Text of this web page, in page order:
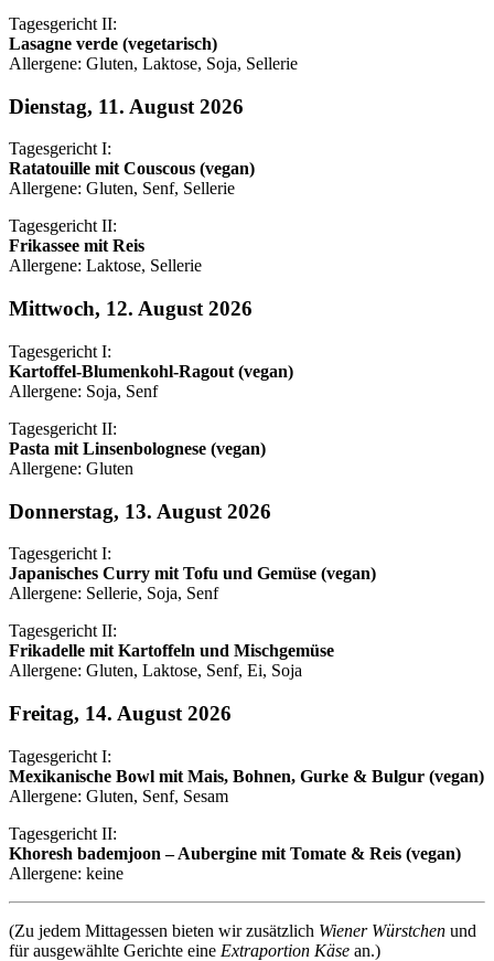
Tagesgericht II:
Lasagne verde (vegetarisch)
Allergene: Gluten, Laktose, Soja, Sellerie
Dienstag, 11. August 2026
Tagesgericht I:
Ratatouille mit Couscous (vegan)
Allergene: Gluten, Senf, Sellerie
Tagesgericht II:
Frikassee mit Reis
Allergene: Laktose, Sellerie
Mittwoch, 12. August 2026
Tagesgericht I:
Kartoffel-Blumenkohl-Ragout (vegan)
Allergene: Soja, Senf
Tagesgericht II:
Pasta mit Linsenbolognese (vegan)
Allergene: Gluten
Donnerstag, 13. August 2026
Tagesgericht I:
Japanisches Curry mit Tofu und Gemüse (vegan)
Allergene: Sellerie, Soja, Senf
Tagesgericht II:
Frikadelle mit Kartoffeln und Mischgemüse
Allergene: Gluten, Laktose, Senf, Ei, Soja
Freitag, 14. August 2026
Tagesgericht I:
Mexikanische Bowl mit Mais, Bohnen, Gurke & Bulgur (vegan)
Allergene: Gluten, Senf, Sesam
Tagesgericht II:
Khoresh bademjoon – Aubergine mit Tomate & Reis (vegan)
Allergene: keine
(Zu jedem Mittagessen bieten wir zusätzlich Wiener Würstchen und
für ausgewählte Gerichte eine Extraportion Käse an.)